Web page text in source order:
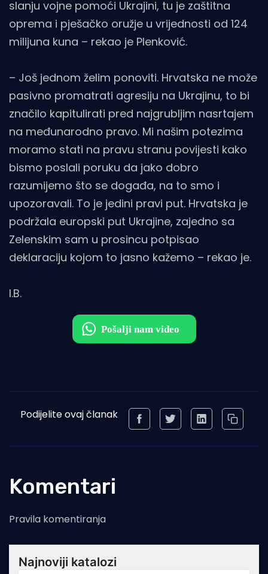
slanju vojne pomoći Ukrajini, tu je zaštitna
oprema i pješačko oružje u vrijednosti od 124
milijuna kuna – rekao je Plenković.
– Još jednom želim ponoviti. Hrvatska ne može
pasivno promatrati agresiju na Ukrajinu, to bi
značilo kapitulirati pred najgrubljim nasrtajem
na međunarodno pravo. Mi našim potezima
moramo stati na pravu stranu povijesti kako
bismo poslali poruku da jako dobro
razumijemo što se događa, na to smo i
upozoravali. To je jedini pravi put. Hrvatska je
podržala europski put Ukrajine, zajedno sa
Zelenskim sam u prosincu potpisao
deklaraciju kojom to jasno kažemo – rekao je.
I.B.
Podijelite ovaj članak
Komentari
Pravila komentiranja